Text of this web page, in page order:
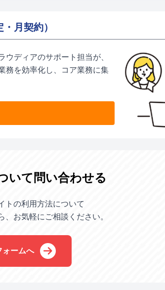
月契約）
ディアのサポート担当が、
務を効率化し、コア業務に集
いて問い合わせる
トの利用方法について
、お気軽にご相談ください。
ォームへ